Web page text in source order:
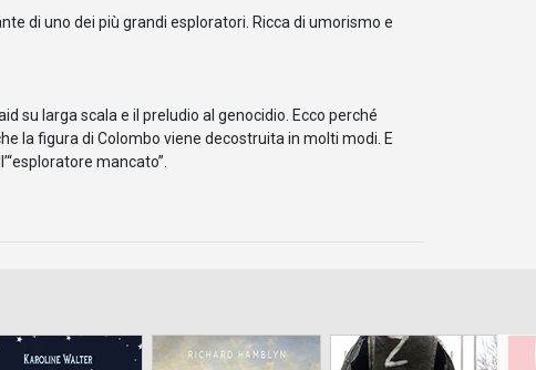
di uno dei più grandi esploratori. Ricca di umorismo e
su larga scala e il preludio al genocidio. Ecco perché
la figura di Colombo viene decostruita in molti modi. E
mancato”.